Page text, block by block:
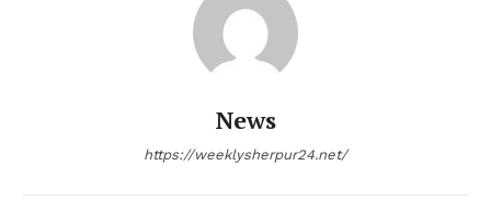
News
https://weeklysherpur24.net/